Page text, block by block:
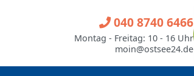
040 8740 6466
Montag - Freitag: 10 - 16 Uhr
moin@ostsee24.de